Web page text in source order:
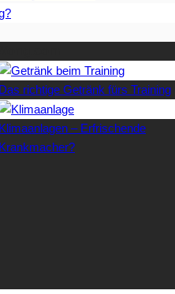
Das richtige Getränk fürs Training
Klimaanlagen – Erfrischende
Krankmacher?